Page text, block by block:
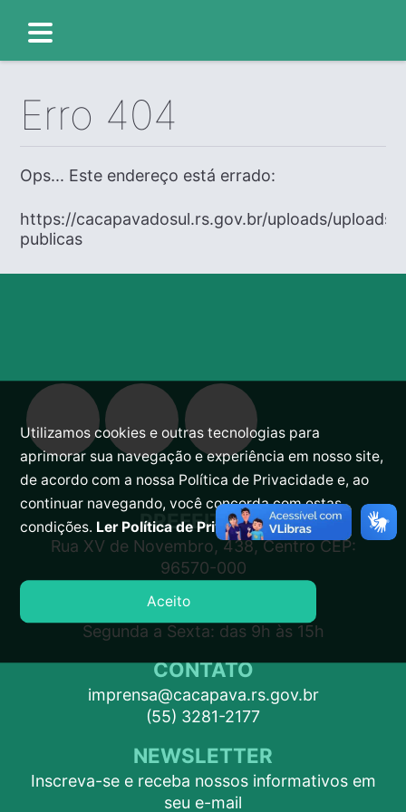
Erro 404
Ops... Este endereço está errado:
https://cacapavadosul.rs.gov.br/uploads/
publicas
PREFEITURA
Rua XV de Novembro, 438, Centro CEP:
96570-000
ATENDIMENTO
Segunda a Sexta: das 9h às 15h
CONTATO
imprensa@cacapava.rs.gov.br
(55) 3281-2177
NEWSLETTER
Inscreva-se e receba nossos informativos em
seu e-mail
Utilizamos cookies e outras tecnologias para
aprimorar sua navegação e experiência em nosso site,
de acordo com a nossa Política de Privacidade e, ao
continuar navegando, você concorda com estas
condições. Ler Política de Privacidade.
Aceito